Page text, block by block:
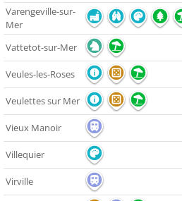
Varengeville-sur-
Mer
Vattetot-sur-Mer
Veules-les-Roses
Veulettes sur Mer
Vieux Manoir
Villequier
Virville